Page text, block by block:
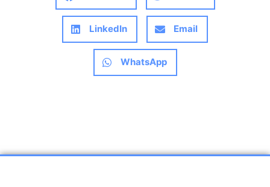
LinkedIn Email
WhatsApp